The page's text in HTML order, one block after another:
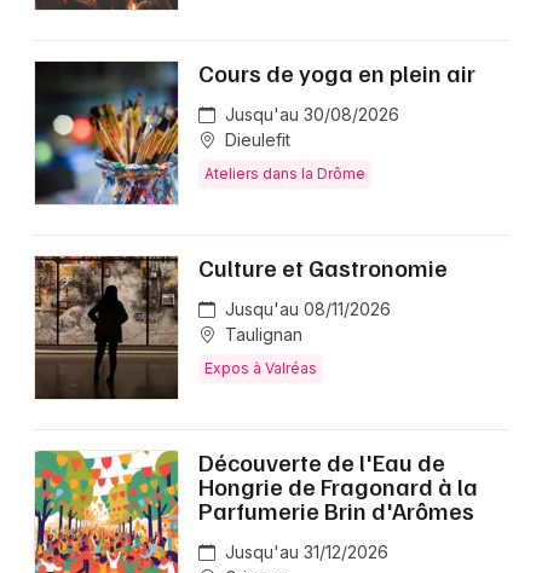
Cours de yoga en plein air
Jusqu'au 30/08/2026
Dieulefit
Ateliers dans la Drôme
Culture et Gastronomie
Jusqu'au 08/11/2026
Taulignan
Expos à Valréas
Découverte de l'Eau de
Hongrie de Fragonard à la
Parfumerie Brin d'Arômes
Jusqu'au 31/12/2026